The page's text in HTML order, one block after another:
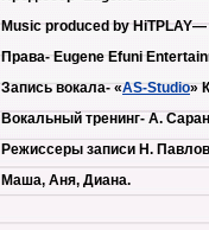
Music produced by HiTPLAY—
Права- Eugene Efuni
Запись вокала- «AS-Studio»
Вокальный тренинг- А.
Режиссеры записи Н.
Маша, Аня, Диана.